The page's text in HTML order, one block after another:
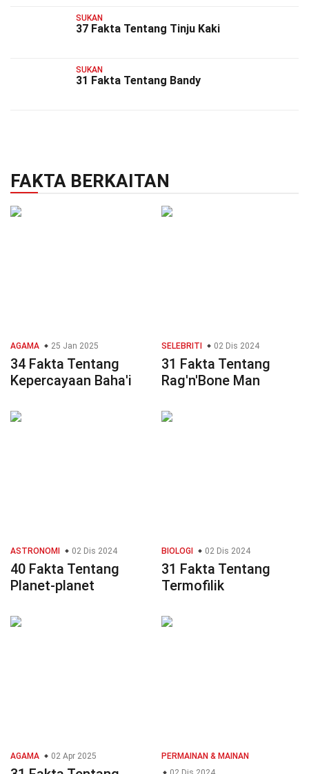
SUKAN
37 Fakta Tentang Tinju Kaki
SUKAN
31 Fakta Tentang Bandy
FAKTA BERKAITAN
AGAMA 25 Jan 2025
34 Fakta Tentang
Kepercayaan Baha'i
SELEBRITI 02 Dis 2024
31 Fakta Tentang
Rag'n'Bone Man
ASTRONOMI 02 Dis 2024
40 Fakta Tentang
Planet-planet
BIOLOGI 02 Dis 2024
31 Fakta Tentang
Termofilik
AGAMA 02 Apr 2025
PERMAINAN & MAINAN